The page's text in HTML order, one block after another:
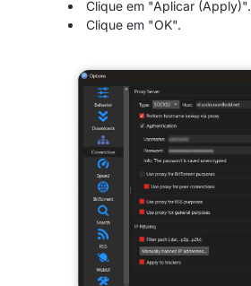
Clique em "Aplicar (Apply)".
Clique em "OK".